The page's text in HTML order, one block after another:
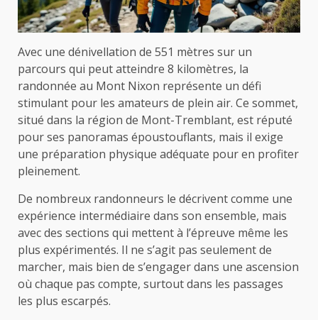
Avec une dénivellation de 551 mètres sur un
parcours qui peut atteindre 8 kilomètres, la
randonnée au Mont Nixon représente un défi
stimulant pour les amateurs de plein air. Ce sommet,
situé dans la région de Mont-Tremblant, est réputé
pour ses panoramas époustouflants, mais il exige
une préparation physique adéquate pour en profiter
pleinement.
De nombreux randonneurs le décrivent comme une
expérience intermédiaire dans son ensemble, mais
avec des sections qui mettent à l’épreuve même les
plus expérimentés. Il ne s’agit pas seulement de
marcher, mais bien de s’engager dans une ascension
où chaque pas compte, surtout dans les passages
les plus escarpés.